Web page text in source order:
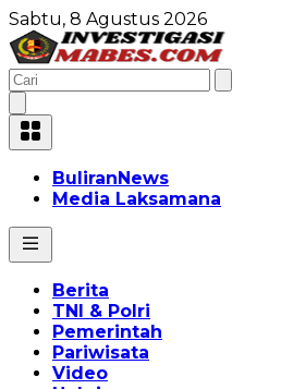
Sabtu, 8 Agustus 2026
BuliranNews
Media Laksamana
Berita
TNI & Polri
Pemerintah
Pariwisata
Video